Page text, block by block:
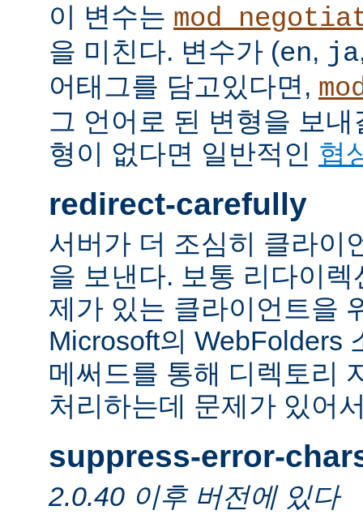
이 변수는
을 미친다. 변수가 (en, ja
어태그를 담고있다면,
그 언어로 된 변형을 보
형이 없다면 일반적인 협
redirect-carefully
서버가 더 조심히 클라이
을 보낸다. 보통 리다이
제가 있는 클라이언트을
Microsoft의 WebFolders
메써드를 통해 디렉토리
처리하는데 문제가 있어
suppress-error-
2.0.40 이후 버전에 있다